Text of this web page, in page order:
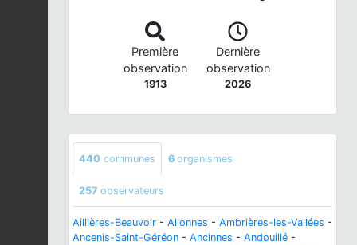
Première
observation
1913
Dernière
observation
2026
440 communes 6 organismes
257 observateurs
Aillières-Beauvoir - Allonnes - Ambrières-les-Vallées -
Ancenis-Saint-Géréon - Ancinnes - Andouillé -